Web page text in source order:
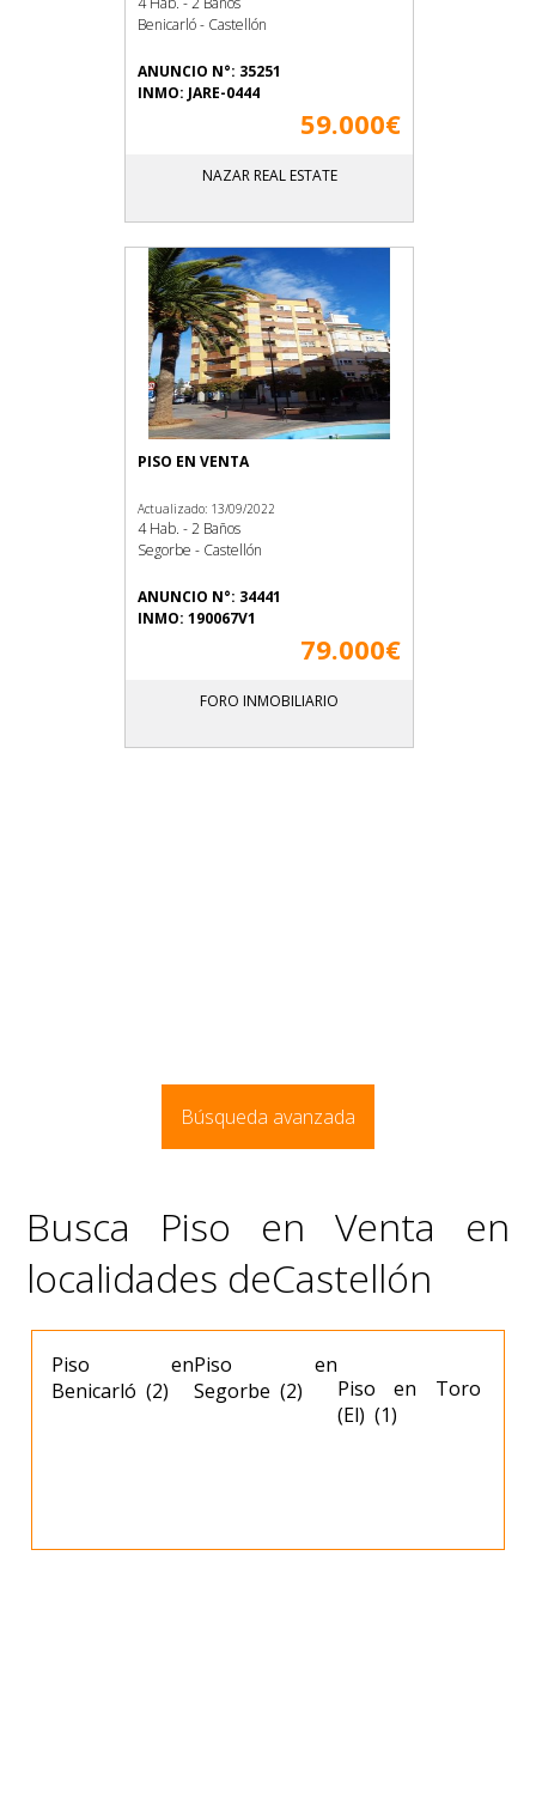
Benicarló - Castellón
ANUNCIO N°: 35251
INMO: JARE-0444
59.000€
NAZAR REAL ESTATE
PISO EN VENTA
Actualizado: 13/09/2022
4 Hab. - 2 Baños
Segorbe - Castellón
ANUNCIO N°: 34441
INMO: 190067V1
79.000€
FORO INMOBILIARIO
Búsqueda avanzada
Busca Piso en Venta en
localidades deCastellón
Piso en
Benicarló (2)
Piso en
Segorbe (2)
Piso en Toro
(El) (1)